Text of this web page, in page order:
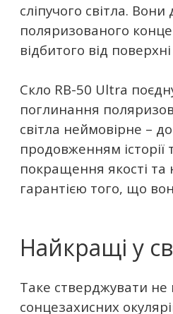
сліпучого світла.
поляризованого
відбитого від
Скло RB-50 Ultra
поглинання
світла неймовірне –
продовженням історії
покращення якості
гарантією того, що
Найкращі у
Таке стверджувати не
сонцезахисних